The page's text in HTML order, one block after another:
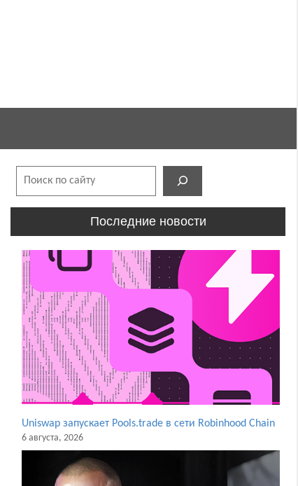
Последние новости
Uniswap запускает Pools.trade в сети Robinhood Chain
6 августа, 2026